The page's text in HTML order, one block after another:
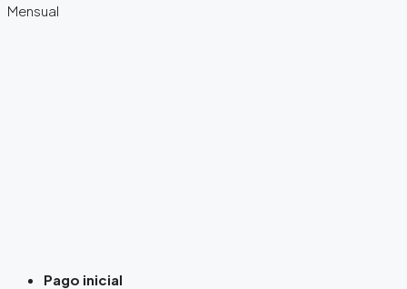
Mensual
Pago inicial